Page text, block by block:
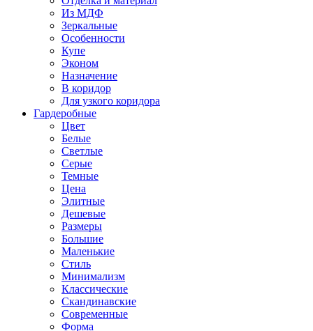
Из МДФ
Зеркальные
Особенности
Купе
Эконом
Назначение
В коридор
Для узкого коридора
Гардеробные
Цвет
Белые
Светлые
Серые
Темные
Цена
Элитные
Дешевые
Размеры
Большие
Маленькие
Стиль
Минимализм
Классические
Скандинавские
Современные
Форма